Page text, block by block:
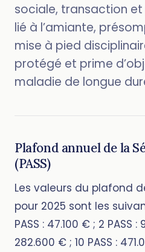
sociale, transaction et
lié à l’amiante,
mise à pied
protégé et prime
maladie de longue
Plafond annuel de la
(PASS)
Les valeurs du plafond
pour 2025 sont les
PASS : 47.100 € ; 2 PASS
282.600 € ; 10 PASS :